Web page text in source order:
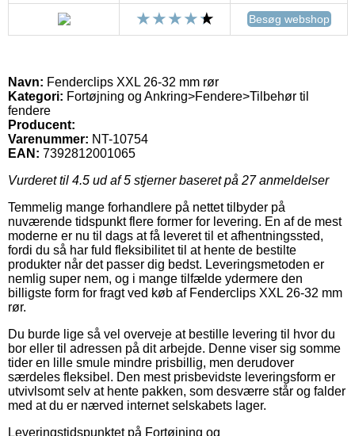
Besøg webshop
Navn: Fenderclips XXL 26-32 mm rør
Kategori: Fortøjning og Ankring>Fendere>Tilbehør til
fendere
Producent:
Varenummer: NT-10754
EAN: 7392812001065
Vurderet til 4.5 ud af 5 stjerner baseret på 27anmeldelser
Temmelig mange forhandlere på nettet tilbyder på
nuværende tidspunkt flere former for levering. En af de mest
moderne er nu til dags at få leveret til et afhentningssted,
fordi du så har fuld fleksibilitet til at hente de bestilte
produkter når det passer dig bedst. Leveringsmetoden er
nemlig super nem, og i mange tilfælde ydermere den
billigste form for fragt ved køb af Fenderclips XXL 26-32 mm
rør.
Du burde lige så vel overveje at bestille levering til hvor du
bor eller til adressen på dit arbejde. Denne viser sig somme
tider en lille smule mindre prisbillig, men derudover
særdeles fleksibel. Den mest prisbevidste leveringsform er
utvivlsomt selv at hente pakken, som desværre står og falder
med at du er nærved internet selskabets lager.
Leveringstidspunktet på Fortøjning og